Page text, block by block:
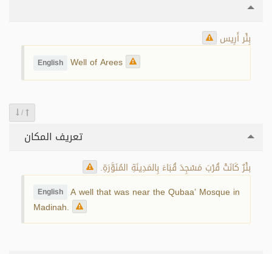
بِئْر أَرِيس
English Well of Arees
/
تعريف المكان
بئْرٌ كَانَتْ قُرْبَ مَسْجِدَ قُبَاءَ بِالمَدِينَةِ المُنَوَّرَةِ.
English A well that was near the Qubaa’‎ Mosque in
Madinah.